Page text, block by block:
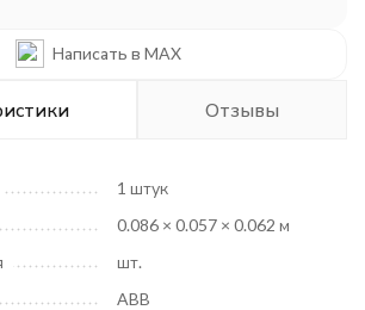
Написать в MAX
Отзывы
1 штук
0.086 × 0.057 × 0.062 м
шт.
ABB